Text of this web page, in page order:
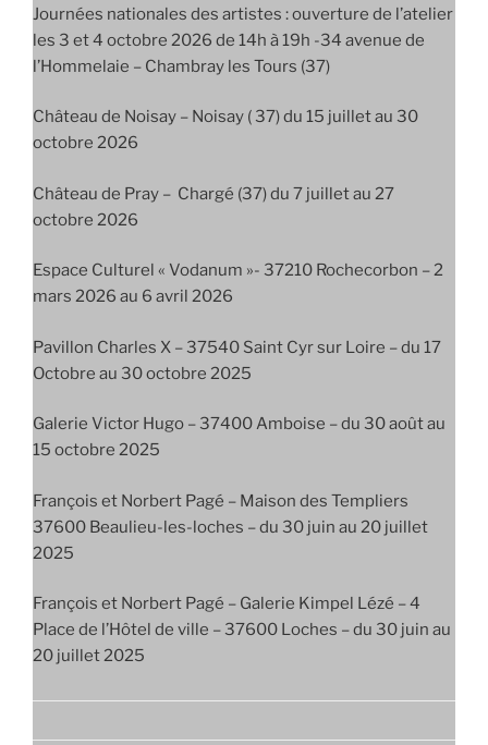
Journées nationales des artistes : ouverture de l’atelier
les 3 et 4 octobre 2026 de 14h à 19h -34 avenue de
l’Hommelaie – Chambray les Tours (37)
Château de Noisay – Noisay ( 37) du 15 juillet au 30
octobre 2026
Château de Pray – Chargé (37) du 7 juillet au 27
octobre 2026
Espace Culturel « Vodanum »- 37210 Rochecorbon – 2
mars 2026 au 6 avril 2026
Pavillon Charles X – 37540 Saint Cyr sur Loire – du 17
Octobre au 30 octobre 2025
Galerie Victor Hugo – 37400 Amboise – du 30 août au
15 octobre 2025
François et Norbert Pagé – Maison des Templiers
37600 Beaulieu-les-loches – du 30 juin au 20 juillet
2025
François et Norbert Pagé – Galerie Kimpel Lézé – 4
Place de l’Hôtel de ville – 37600 Loches – du 30 juin au
20 juillet 2025